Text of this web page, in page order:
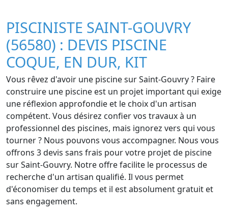
PISCINISTE SAINT-GOUVRY
(56580) : DEVIS PISCINE
COQUE, EN DUR, KIT
Vous rêvez d'avoir une piscine sur Saint-Gouvry ? Faire
construire une piscine est un projet important qui exige
une réflexion approfondie et le choix d'un artisan
compétent. Vous désirez confier vos travaux à un
professionnel des piscines, mais ignorez vers qui vous
tourner ? Nous pouvons vous accompagner. Nous vous
offrons 3 devis sans frais pour votre projet de piscine
sur Saint-Gouvry. Notre offre facilite le processus de
recherche d'un artisan qualifié. Il vous permet
d'économiser du temps et il est absolument gratuit et
sans engagement.